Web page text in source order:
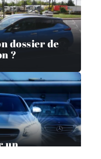
dossier de
?
un